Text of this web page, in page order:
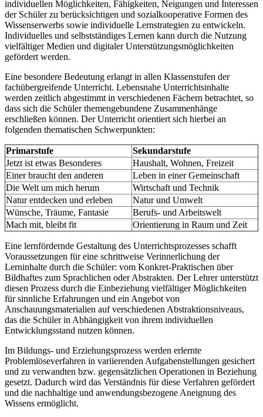
individuellen Möglichkeiten, Fähigkeiten, Neigungen und Interessen
der Schüler zu berücksichtigen und sozialkooperative Formen des
Wissenserwerbs sowie individuelle Lernstrategien zu entwickeln.
Individuelles und selbstständiges Lernen kann durch die Nutzung
vielfältiger Medien und digitaler Unterstützungsmöglichkeiten
gefördert werden.
Eine besondere Bedeutung erlangt in allen Klassenstufen der
fachübergreifende Unterricht. Lebensnahe Unterrichtsinhalte
werden zeitlich abgestimmt in verschiedenen Fächern betrachtet, so
dass sich die Schüler themengebundene Zusammenhänge
erschließen können. Der Unterricht orientiert sich hierbei an
folgenden thematischen Schwerpunkten:
Primarstufe
Sekundarstufe
Jetzt ist etwas Besonderes
Haushalt, Wohnen, Freizeit
Einer braucht den anderen
Leben in einer Gemeinschaft
Die Welt um mich herum
Wirtschaft und Technik
Natur entdecken und erleben
Natur und Umwelt
Wünsche, Träume, Fantasie
Berufs- und Arbeitswelt
Mach mit, bleibt fit
Orientierung in Raum und Zeit
Eine lernfördernde Gestaltung des Unterrichtsprozesses schafft
Voraussetzungen für eine schrittweise Verinnerlichung der
Lerninhalte durch die Schüler: vom Konkret-Praktischen über
Bildhaftes zum Sprachlichen oder Abstrakten. Der Lehrer unterstützt
diesen Prozess durch die Einbeziehung vielfältiger Möglichkeiten
für sinnliche Erfahrungen und ein Angebot von
Anschauungsmaterialien auf verschiedenen Abstraktionsniveaus,
das die Schüler in Abhängigkeit von ihrem individuellen
Entwicklungsstand nutzen können.
Im Bildungs- und Erziehungsprozess werden erlernte
Problemlöseverfahren in variierenden Aufgabenstellungen gesichert
und zu verwandten bzw. gegensätzlichen Operationen in Beziehung
gesetzt. Dadurch wird das Verständnis für diese Verfahren gefördert
und die nachhaltige und anwendungsbezogene Aneignung des
Wissens ermöglicht.